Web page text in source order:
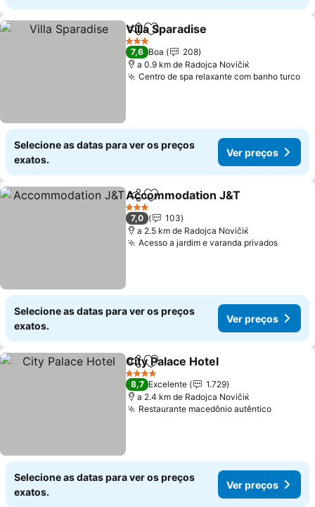
PartilharAdicionar aos favoritos
Villa Sparadise
3 Estrelas
7,6 Boa
208
a 0.9 km de Rаdoјcа Novičiќ
Centro de spa relaxante com banho turco
Selecione as datas para ver os preços
exatos.
Ver preços
PartilharAdicionar aos favoritos
Accommodation J&T
3 Estrelas
7,0
103
a 2.5 km de Rаdoјcа Novičiќ
Acesso a jardim e varanda privadosVer
Selecione as datas para ver os preços
exatos.
Ver preços
PartilharAdicionar aos favoritos
City Palace Hotel
4 Estrelas
8,7 Excelente
1.729
a 2.4 km de Rаdoјcа Novičiќ
Restaurante macedônio autênticoVer
Selecione as datas para ver os preços
exatos.
Ver preços